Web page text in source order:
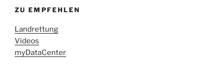
ZU EMPFEHLEN
Landrettung
Videos
myDataCenter